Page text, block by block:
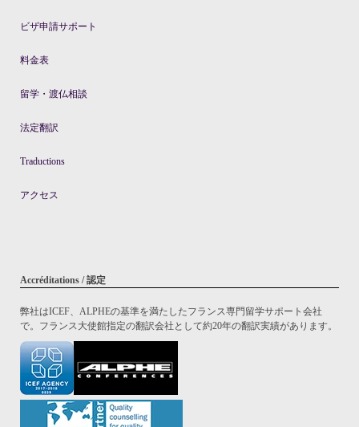
ビザ申請サポート
料金表
留学・渡仏相談
法定翻訳
Traductions
アクセス
Accréditations / 認定
弊社はICEF、ALPHEの基準を満たしたフランス専門留学サポート会社
で。フランス大使館指定の翻訳会社として約20年の翻訳実績があります。